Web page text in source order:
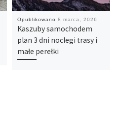
Opublikowano8 marca, 2026
Kaszuby samochodem
plan 3 dni noclegi trasy i
małe perełki